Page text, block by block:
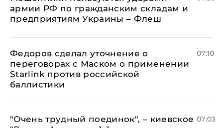
армии РФ по гражданским складам и
предприятиям Украины – Флеш
Федоров сделал уточнение о
переговорах с Маском о применении
Starlink против российской
баллистики
07:10
"Очень трудный поединок", – киевское 07:03